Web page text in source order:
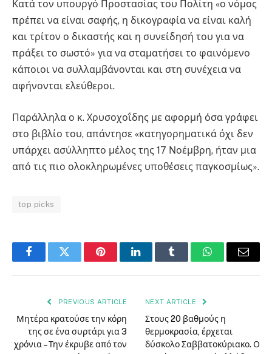
Κατά τον υπουργό Προστασίας του Πολίτη «ο νόμος
πρέπει να είναι σαφής, η δικογραφία να είναι καλή
και τρίτον ο δικαστής και η συνείδησή του για να
πράξει το σωστό» για να σταματήσει το φαινόμενο
κάποιοι να συλλαμβάνονται και στη συνέχεια να
αφήνονται ελεύθεροι.
Παράλληλα ο κ. Χρυσοχοΐδης με αφορμή όσα γράφει
στο βιβλίο του, απάντησε «κατηγορηματικά όχι δεν
υπάρχει ασύλληπτο μέλος της 17 Νοέμβρη, ήταν μια
από τις πιο ολοκληρωμένες υποθέσεις παγκοσμίως».
top picks
FacebookTwitter PinterestLinkedInTumblr WhatsAppEmail
PREVIOUS ARTICLE
Μητέρα κρατούσε την κόρη
της σε ένα συρτάρι για 3
χρόνια – Την έκρυβε από τον
NEXT ARTICLE
Στους 20 βαθμούς η
θερμοκρασία, έρχεται
δύσκολο Σαββατοκύριακο. Ο